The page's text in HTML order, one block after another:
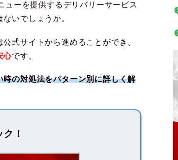
ューを提供するデリバリーサービス
いでしょうか。
式サイトから進めることができ、
心です。
の対処法をパターン別に詳しく解
！